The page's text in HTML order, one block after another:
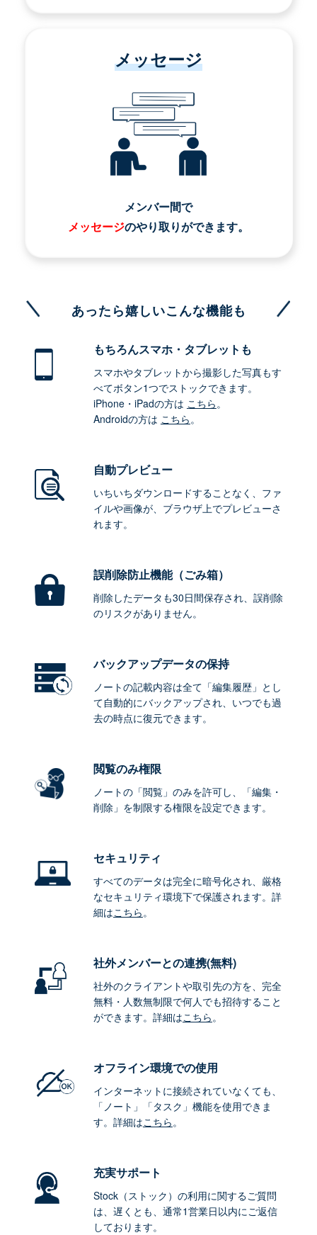
メッセージ
メンバー間で
メッセージのやり取りができます。
あったら嬉しいこんな機能も
もちろんスマホ・タブレットも
スマホやタブレットから撮影した写真もす
べてボタン1つでストックできます。
iPhone・iPadの方は こちら。
Androidの方は こちら。
自動プレビュー
いちいちダウンロードすることなく、ファ
イルや画像が、ブラウザ上でプレビューさ
れます。
誤削除防止機能（ごみ箱）
削除したデータも30日間保存され、誤削除
のリスクがありません。
バックアップデータの保持
ノートの記載内容は全て「編集履歴」とし
て自動的にバックアップされ、いつでも過
去の時点に復元できます。
閲覧のみ権限
ノートの「閲覧」のみを許可し、「編集・
削除」を制限する権限を設定できます。
セキュリティ
すべてのデータは完全に暗号化され、厳格
なセキュリティ環境下で保護されます。詳
細はこちら。
社外メンバーとの連携(無料)
社外のクライアントや取引先の方を、完全
無料・人数無制限で何人でも招待すること
ができます。詳細はこちら。
オフライン環境での使用
インターネットに接続されていなくても、
「ノート」「タスク」機能を使用できま
す。詳細はこちら。
充実サポート
Stock（ストック）の利用に関するご質問
は、遅くとも、通常1営業日以内にご返信
しております。